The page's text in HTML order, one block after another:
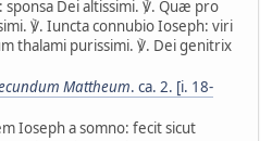
sponsa Dei altissimi. ℣. Quæ pro
℣. Iuncta connubio Ioseph: viri
thalami purissimi. ℣. Dei genitrix
Mattheum. ca. 2. [i. 18-
Ioseph a somno: fecit sicut